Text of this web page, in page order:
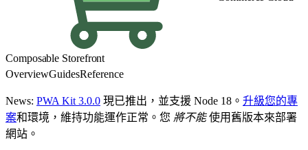
Composable Storefront
OverviewGuidesReference
News: PWA Kit 3.0.0 現已推出，並支援 Node 18。 升級您的專
案和環境，維持功能運作正常。您 將不能使用舊版本來部署
網站。